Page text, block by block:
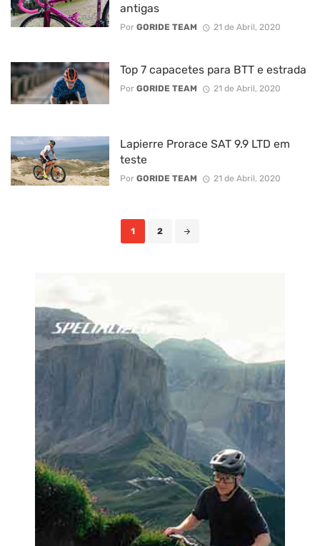
antigas
Por GORIDE TEAM 21 de Abril, 2020
Top 7 capacetes para BTT e estrada
Por GORIDE TEAM 21 de Abril, 2020
Lapierre Prorace SAT 9.9 LTD em
teste
Por GORIDE TEAM 21 de Abril, 2020
1 2